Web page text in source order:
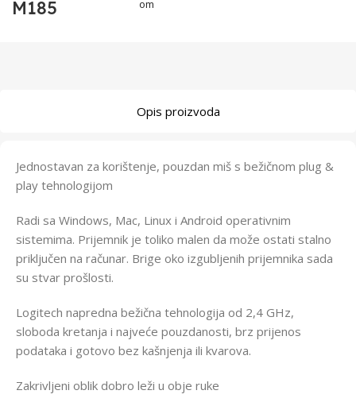
M185
om
Opis proizvoda
Jednostavan za korištenje, pouzdan miš s bežičnom plug &
play tehnologijom
Radi sa Windows, Mac, Linux i Android operativnim
sistemima. Prijemnik je toliko malen da može ostati stalno
priključen na računar. Brige oko izgubljenih prijemnika sada
su stvar prošlosti.
Logitech napredna bežična tehnologija od 2,4 GHz,
sloboda kretanja i najveće pouzdanosti, brz prijenos
podataka i gotovo bez kašnjenja ili kvarova.
Zakrivljeni oblik dobro leži u obje ruke